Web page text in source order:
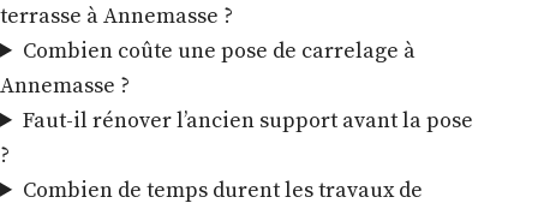
terrasse à Annemasse ?
Combien coûte une pose de carrelage à
Annemasse ?
Faut-il rénover l’ancien support avant la pose
?
Combien de temps durent les travaux de